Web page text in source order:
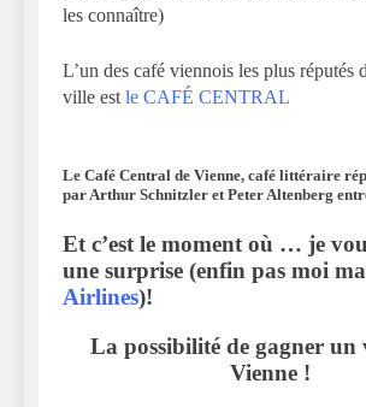
les connaître)
L’un des café viennois les plus réputés
ville est le CAFÉ CENTRAL
Le Café Central de Vienne, café littéraire
par Arthur Schnitzler et Peter Altenberg
Et c’est le moment où … je
une surprise (enfin pas moi
Airlines)!
La possibilité de gagner un
Vienne !